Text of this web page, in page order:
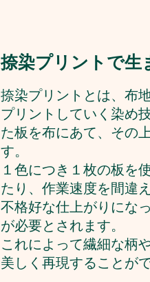
捺染プリントで生
捺染プリントとは、布
プリントしていく染め
た板を布にあて、その
す。
１色につき１枚の板を
たり、作業速度を間違
不格好な仕上がりにな
が必要とされます。
これによって繊細な柄
美しく再現することが